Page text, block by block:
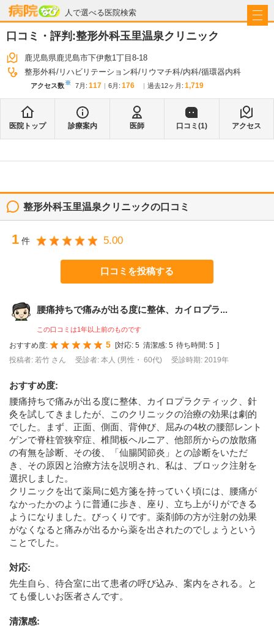
人で選べる医院検索
病院なび
口コミ・評判:整形外科玉里温泉クリニック
鹿児島県鹿児島市下伊敷1丁目8-18
整形外科 リハビリテーション科 リウマチ科 内科 循環器内科
アクセス数※ 7月 : 117 6月 : 176 過去12ヶ月: 1,719
医院トップ 診療案内 医師 口コミ(1) アクセス
整形外科玉里温泉クリニックの口コミ
1 件 5.00
口コミを投稿する
腰痛持ちで痛みが出る度に整体、カイロプラ...
この口コミは1年以上前のものです
おすすめ度: 5 [対応: 5 清潔感: 5 待ち時間: 5 ]
投稿者: 若竹 さん
受診者: 本人 (男性・ 60代) 受診時期: 2019年
おすすめ度:
腰痛持ちで痛みが出る度に整体、カイロプラクティック、針
灸を試してきましたが、このクリニックの治療の効果は劇的
でした。まず、正面、側面、背伸び、屈みの4枚の腰部レント
ゲンで脊柱管狭窄症、椎間板ヘルニア、他部所からの放散痛
の有無を診断、その後、「仙腸関節炎」との診断をいただ
き、その原因と治療方法を説明され、私は、ブロック注射を
選択しました。
クリニックを出て薬局に処方箋を持っていく頃には、腰痛が
なかったかのように普通に歩き、座り、立ち上がりができる
ようになりました。びっくりです。薬剤師の方が注射の効果
がなくなると痛みが出るから薬を出されたのでしょうという
ことでした。
対応:
先生自ら、待合室に出て患者の呼び込み、案内をされる。と
ても優しいお医者さんです。
清潔感: